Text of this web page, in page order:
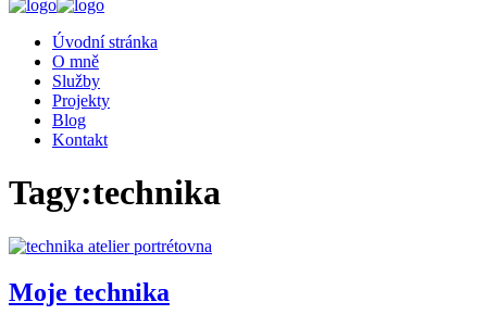
Úvodní stránka
O mně
Služby
Projekty
Blog
Kontakt
Tagy:technika
Moje technika